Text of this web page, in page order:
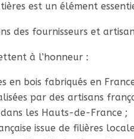
est un élément
des fournisseurs et
à l’honneur :
en bois fabriqués en
par des artisans
les Hauts-de-France ;
issue de filières